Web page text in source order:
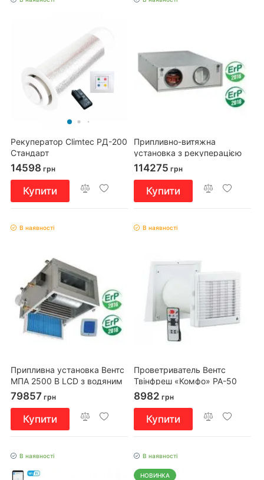
Рекуператор Climtec РД-200
Стандарт
14598 грн
Купити
Припливно-витяжна
установка з рекуперацією
тепла Вентс ВУТ 600 ПЕ ЕС
114275 грн
Купити
В наявності
Припливна установка Вентс
МПА 2500 В LCD з водяним
нагрівачем
79857 грн
Купити
В наявності
Проветриватель Вентс
Твінфреш «Комфо» РА-50
8982 грн
Купити
В наявності В наявності
НОВИНКА